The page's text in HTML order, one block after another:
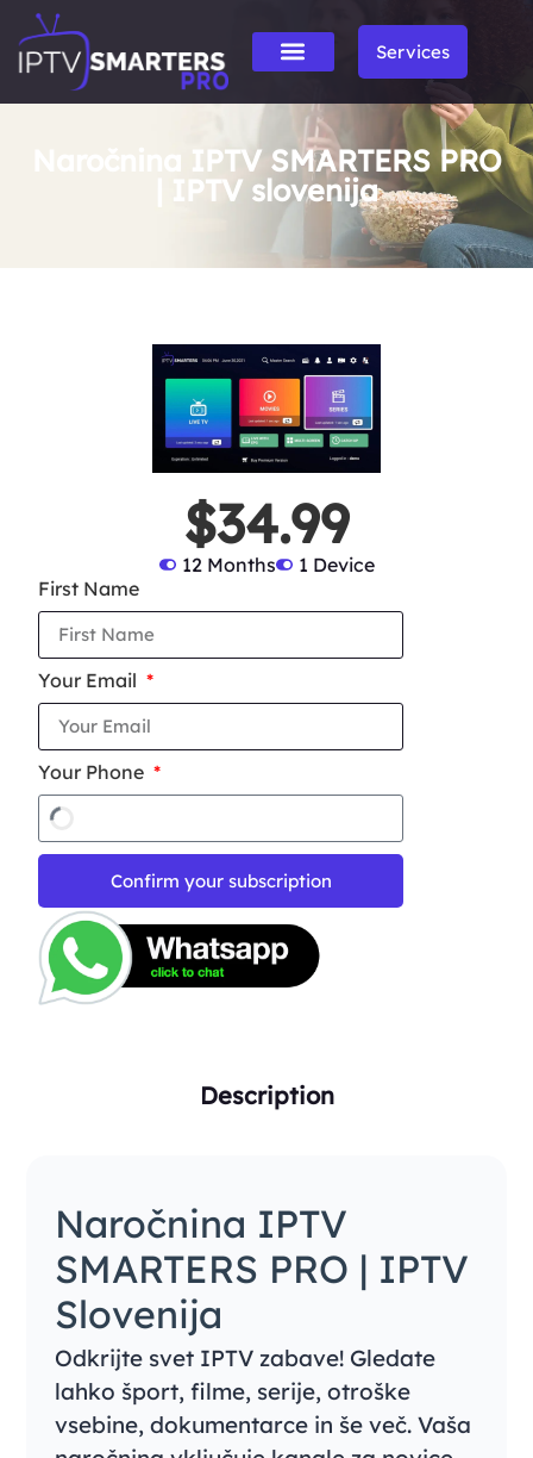
Services
Naročnina IPTV SMARTERS PRO
| IPTV slovenija
$34.99
12 Months
1 Device
First Name
Your Email
Your Phone
Confirm your subscription
Description
Naročnina IPTV
SMARTERS PRO | IPTV
Slovenija
Odkrijte svet IPTV zabave! Gledate
lahko šport, filme, serije, otroške
vsebine, dokumentarce in še več. Vaša